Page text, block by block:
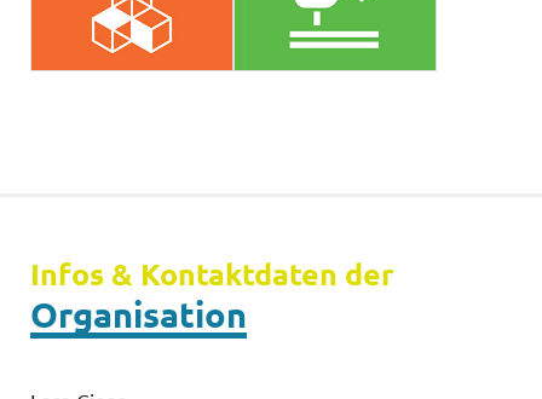
Infos & Kontaktdaten der
Organisation